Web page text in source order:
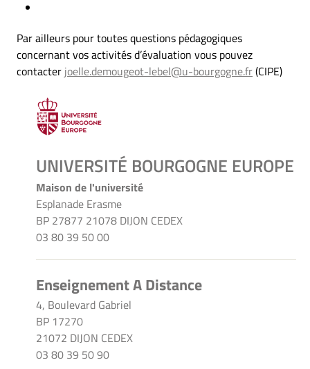
Par ailleurs pour toutes questions pédagogiques
concernant vos activités d’évaluation vous pouvez
contacter joelle.demougeot-lebel@u-bourgogne.fr(CIPE)
UNIVERSITÉ BOURGOGNE EUROPE
Maison de l'université
Esplanade Erasme
BP 27877 21078 DIJON CEDEX
03 80 39 50 00
Enseignement A Distance
4, Boulevard Gabriel
BP 17270
21072 DIJON CEDEX
03 80 39 50 90